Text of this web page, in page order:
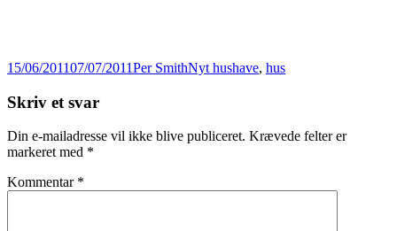
Udgivet
15/06/201107/07/2011Forfatter
Per SmithKategorier
Nyt husTags
have, hus
Skriv et svar
Din e-mailadresse vil ikke blive publiceret. Krævede felter er
markeret med *
Kommentar *